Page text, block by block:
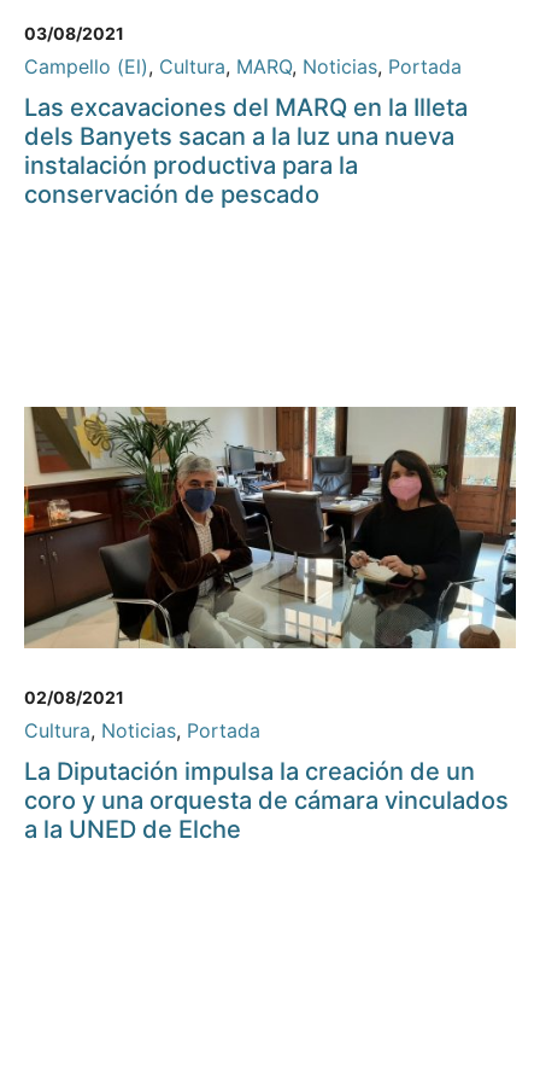
03/08/2021
Campello (El), Cultura, MARQ, Noticias, Portada
Las excavaciones del MARQ en la Illeta
dels Banyets sacan a la luz una nueva
instalación productiva para la
conservación de pescado
02/08/2021
Cultura, Noticias, Portada
La Diputación impulsa la creación de un
coro y una orquesta de cámara vinculados
a la UNED de Elche